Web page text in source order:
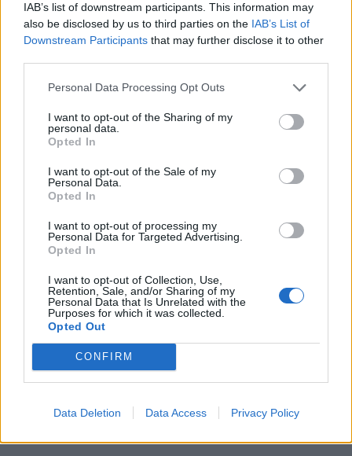
IAB’s list of downstream participants. This information may
also be disclosed by us to third parties on the IAB’s List of
Downstream Participants that may further disclose it to other
Personal Data Processing Opt Outs
I want to opt-out of the Sharing of my
personal data.
Opted In
I want to opt-out of the Sale of my
Personal Data.
Opted In
I want to opt-out of processing my
Personal Data for Targeted Advertising.
Opted In
I want to opt-out of Collection, Use,
Retention, Sale, and/or Sharing of my
Personal Data that Is Unrelated with the
Purposes for which it was collected.
Opted Out
CONFIRM
Data Deletion Data Access Privacy Policy